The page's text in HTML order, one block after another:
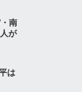
南
が
は